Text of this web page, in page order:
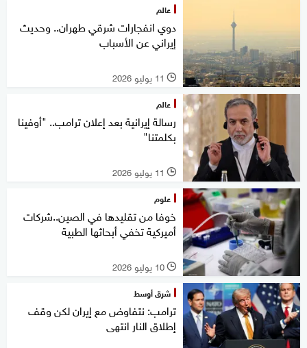
عالم
دوي انفجارات شرقي طهران.. وحديث
إيراني عن الأسباب
l 11 يوليو 2026
عالم
رسالة إيرانية بعد إعلان ترامب.. "أوفينا
بكلمتنا"
l 11 يوليو 2026
علوم
خوفا من تقليدها في الصين..شركات
أميركية تخفي أبحاثها الطبية
l 10 يوليو 2026
شرق أوسط
ترامب: نتفاوض مع إيران لكن وقف
إطلاق النار انتهى